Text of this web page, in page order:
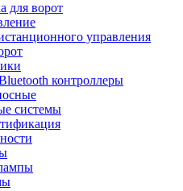
для ворот
управления
контроллеры
системы